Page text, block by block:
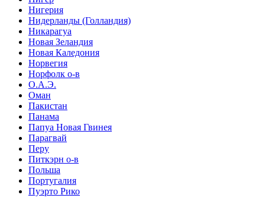
Нигерия
Нидерланды (Голландия)
Никарагуа
Новая Зеландия
Новая Каледония
Норвегия
Норфолк о-в
О.А.Э.
Оман
Пакистан
Панама
Папуа Новая Гвинея
Парагвай
Перу
Питкэрн о-в
Польша
Португалия
Пуэрто Рико